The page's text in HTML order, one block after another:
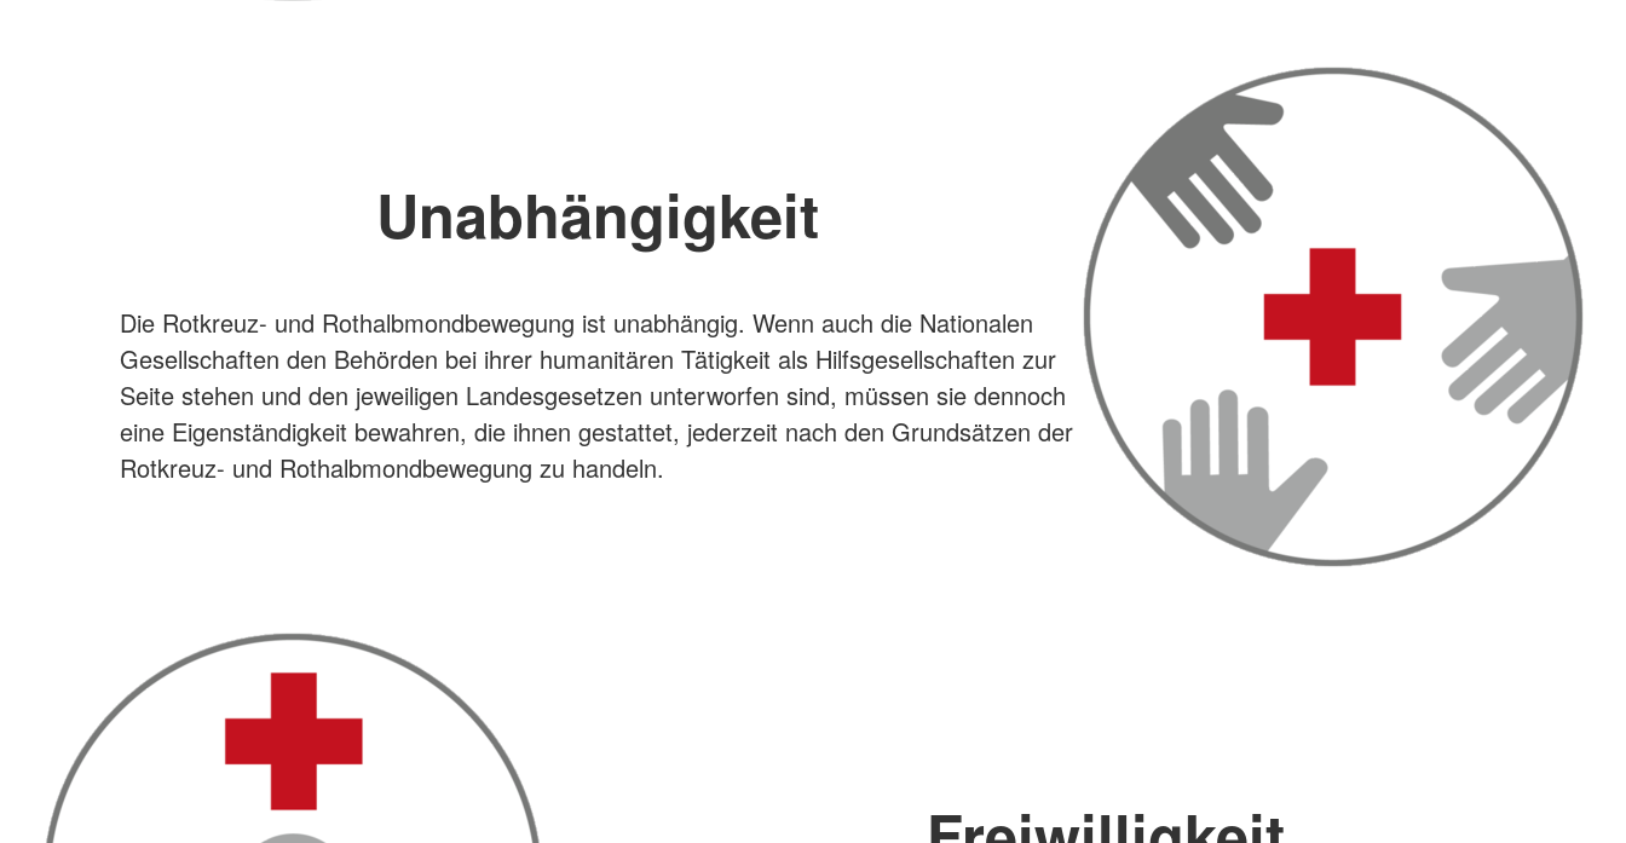
Unabhängigkeit
Die Rotkreuz- und Rothalbmondbewegung ist unabhängig. Wenn auch die Nationalen
Gesellschaften den Behörden bei ihrer humanitären Tätigkeit als Hilfsgesellschaften zur
Seite stehen und den jeweiligen Landesgesetzen unterworfen sind, müssen sie dennoch
eine Eigenständigkeit bewahren, die ihnen gestattet, jederzeit nach den Grundsätzen der
Rotkreuz- und Rothalbmondbewegung zu handeln.